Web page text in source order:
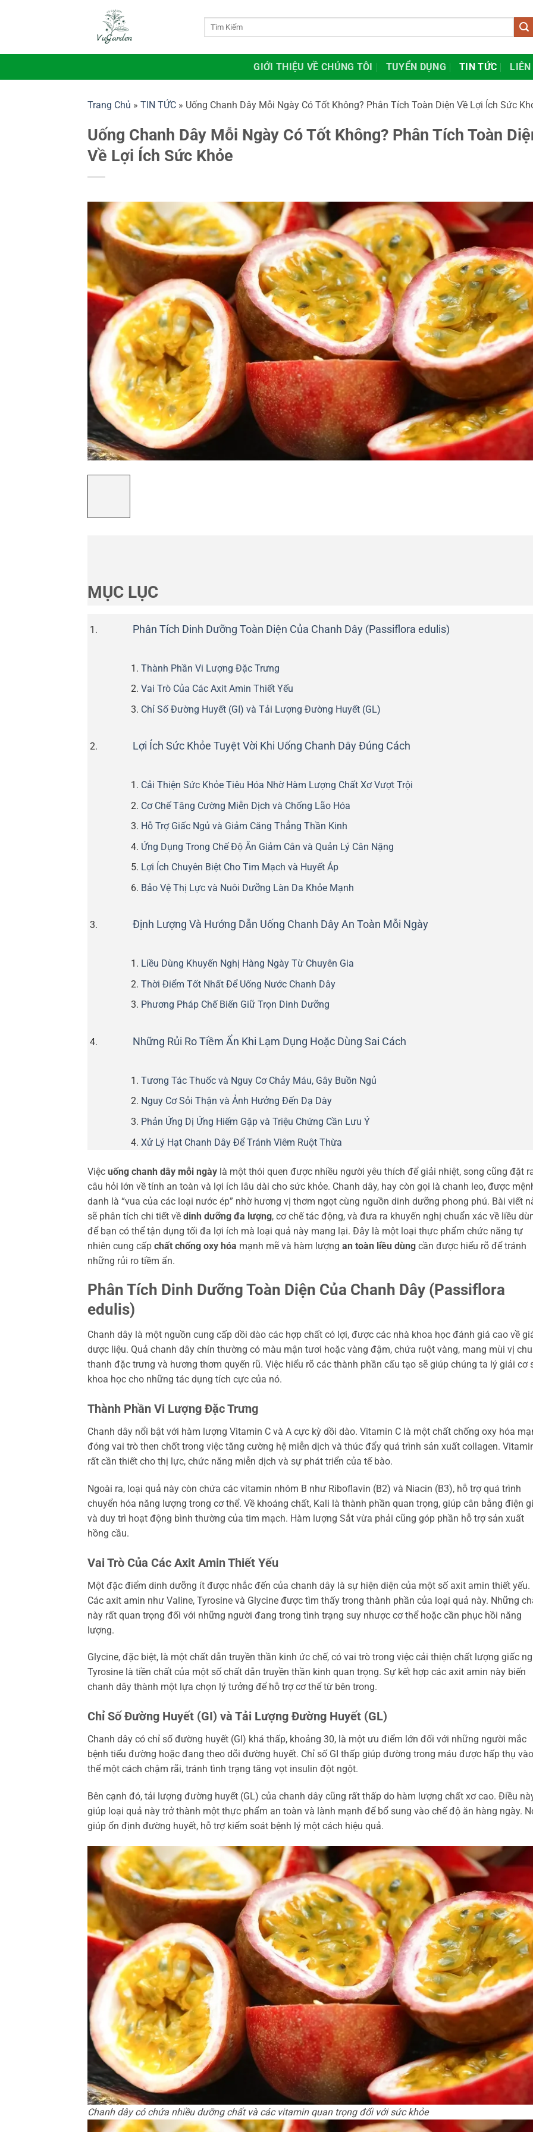
dung
GIỚI THIỆU VỀ CHÚNG TÔI TUYỂN DỤNG TIN TỨC LIÊN
Trang Chủ » TIN TỨC » Uống Chanh Dây Mỗi Ngày Có Tốt Không? Phân Tích Toàn Diện Về Lợi Ích Sức
Uống Chanh Dây Mỗi Ngày Có Tốt Không? Phân Tích Toàn
Về Lợi Ích Sức Khỏe
MỤC LỤC
Phân Tích Dinh Dưỡng Toàn Diện Của Chanh Dây (Passiflora edulis)
Thành Phần Vi Lượng Đặc Trưng
Vai Trò Của Các Axit Amin Thiết Yếu
Chỉ Số Đường Huyết (GI) và Tải Lượng Đường Huyết (GL)
Lợi Ích Sức Khỏe Tuyệt Vời Khi Uống Chanh Dây Đúng Cách
Cải Thiện Sức Khỏe Tiêu Hóa Nhờ Hàm Lượng Chất Xơ Vượt Trội
Cơ Chế Tăng Cường Miễn Dịch và Chống Lão Hóa
Hỗ Trợ Giấc Ngủ và Giảm Căng Thẳng Thần Kinh
Ứng Dụng Trong Chế Độ Ăn Giảm Cân và Quản Lý Cân Nặng
Lợi Ích Chuyên Biệt Cho Tim Mạch và Huyết Áp
Bảo Vệ Thị Lực và Nuôi Dưỡng Làn Da Khỏe Mạnh
Định Lượng Và Hướng Dẫn Uống Chanh Dây An Toàn Mỗi Ngày
Liều Dùng Khuyến Nghị Hàng Ngày Từ Chuyên Gia
Thời Điểm Tốt Nhất Để Uống Nước Chanh Dây
Phương Pháp Chế Biến Giữ Trọn Dinh Dưỡng
Những Rủi Ro Tiềm Ẩn Khi Lạm Dụng Hoặc Dùng Sai Cách
Tương Tác Thuốc và Nguy Cơ Chảy Máu, Gây Buồn Ngủ
Nguy Cơ Sỏi Thận và Ảnh Hưởng Đến Dạ Dày
Phản Ứng Dị Ứng Hiếm Gặp và Triệu Chứng Cần Lưu Ý
Xử Lý Hạt Chanh Dây Để Tránh Viêm Ruột Thừa
Việc uống chanh dây mỗi ngày là một thói quen được nhiều người yêu thích để giải nhiệt, song cũng đặt
câu hỏi lớn về tính an toàn và lợi ích lâu dài cho sức khỏe. Chanh dây, hay còn gọi là chanh leo, được
danh là “vua của các loại nước ép” nhờ hương vị thơm ngọt cùng nguồn dinh dưỡng phong phú. Bài viết
sẽ phân tích chi tiết về dinh dưỡng đa lượng, cơ chế tác động, và đưa ra khuyến nghị chuẩn xác về liều
để bạn có thể tận dụng tối đa lợi ích mà loại quả này mang lại. Đây là một loại thực phẩm chức năng tự
nhiên cung cấp chất chống oxy hóa mạnh mẽ và hàm lượng an toàn liều dùng cần được hiểu rõ để tránh
những rủi ro tiềm ẩn.
Phân Tích Dinh Dưỡng Toàn Diện Của Chanh Dây (Passiflora
edulis)
Chanh dây là một nguồn cung cấp dồi dào các hợp chất có lợi, được các nhà khoa học đánh giá cao về
dược liệu. Quả chanh dây chín thường có màu mận tươi hoặc vàng đậm, chứa ruột vàng, mang mùi vị
thanh đặc trưng và hương thơm quyến rũ. Việc hiểu rõ các thành phần cấu tạo sẽ giúp chúng ta lý giải cơ
khoa học cho những tác dụng tích cực của nó.
Thành Phần Vi Lượng Đặc Trưng
Chanh dây nổi bật với hàm lượng Vitamin C và A cực kỳ dồi dào. Vitamin C là một chất chống oxy hóa
đóng vai trò then chốt trong việc tăng cường hệ miễn dịch và thúc đẩy quá trình sản xuất collagen.
rất cần thiết cho thị lực, chức năng miễn dịch và sự phát triển của tế bào.
Ngoài ra, loại quả này còn chứa các vitamin nhóm B như Riboflavin (B2) và Niacin (B3), hỗ trợ quá trình
chuyển hóa năng lượng trong cơ thể. Về khoáng chất, Kali là thành phần quan trọng, giúp cân bằng điện
và duy trì hoạt động bình thường của tim mạch. Hàm lượng Sắt vừa phải cũng góp phần hỗ trợ sản xuất
hồng cầu.
Vai Trò Của Các Axit Amin Thiết Yếu
Một đặc điểm dinh dưỡng ít được nhắc đến của chanh dây là sự hiện diện của một số axit amin thiết yếu.
Các axit amin như Valine, Tyrosine và Glycine được tìm thấy trong thành phần của loại quả này. Những
này rất quan trọng đối với những người đang trong tình trạng suy nhược cơ thể hoặc cần phục hồi năng
lượng.
Glycine, đặc biệt, là một chất dẫn truyền thần kinh ức chế, có vai trò trong việc cải thiện chất lượng giấc
Tyrosine là tiền chất của một số chất dẫn truyền thần kinh quan trọng. Sự kết hợp các axit amin này biến
chanh dây thành một lựa chọn lý tưởng để hỗ trợ cơ thể từ bên trong.
Chỉ Số Đường Huyết (GI) và Tải Lượng Đường Huyết (GL)
Chanh dây có chỉ số đường huyết (GI) khá thấp, khoảng 30, là một ưu điểm lớn đối với những người mắc
bệnh tiểu đường hoặc đang theo dõi đường huyết. Chỉ số GI thấp giúp đường trong máu được hấp thụ
thể một cách chậm rãi, tránh tình trạng tăng vọt insulin đột ngột.
Bên cạnh đó, tải lượng đường huyết (GL) của chanh dây cũng rất thấp do hàm lượng chất xơ cao. Điều
giúp loại quả này trở thành một thực phẩm an toàn và lành mạnh để bổ sung vào chế độ ăn hàng ngày.
giúp ổn định đường huyết, hỗ trợ kiểm soát bệnh lý một cách hiệu quả.
Chanh dây có chứa nhiều dưỡng chất và các vitamin quan trọng đối với sức khỏe